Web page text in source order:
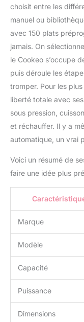
choisit entre les
manuel ou
avec 150 plats
jamais. On
le Cookeo s’occupe
puis déroule les
tromper. Pour les
liberté totale avec
sous pression,
et réchauffer. Il y a
automatique, un vrai
Voici un résumé de
faire une idée plus
Marque
Modèle
Capacité
Puissance
Dimensions